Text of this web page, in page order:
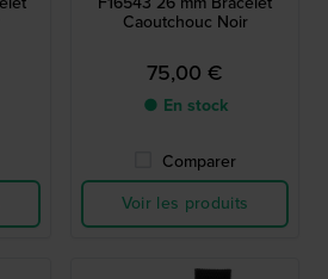
Caoutchouc Noir
75,00 €
● En stock
Comparer
Voir les produits